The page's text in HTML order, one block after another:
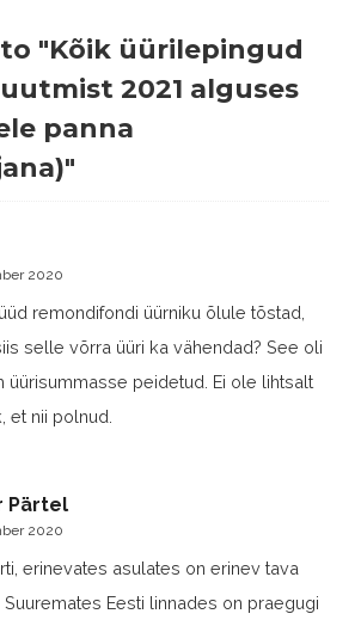
"Kõik üürilepingud
2021 alguses
panna
2020
remondifondi üürniku õlule tõstad,
selle võrra üüri ka vähendad? See oli
üürisummasse peidetud. Ei ole lihtsalt
et nii polnud.
Pärtel
2020
erinevates asulates on erinev tava
Eesti linnades on praegugi